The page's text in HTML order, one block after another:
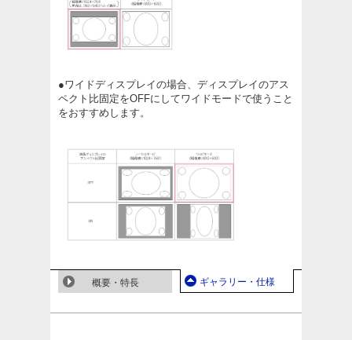
●ワイドディスプレイの場合、ディスプレイのアス
ペクト比固定をOFFにしてワイドモードで使うこと
をおすすめします。
概要・特長 ギャラリー・仕様